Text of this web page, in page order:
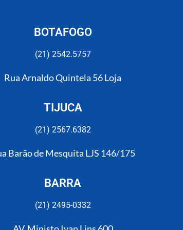
BOTAFOGO
(21) 2542.5757
Rua Arnaldo Quintela 56 Loja
TIJUCA
(21) 2567.6382​
Barão de Mesquita LJS 146/175
BARRA
(21) 2495-0332